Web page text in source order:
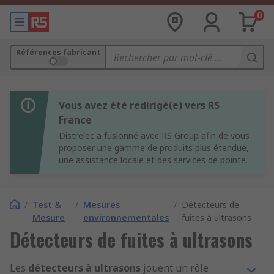
0
Références fabricant
Vous avez été redirigé(e) vers RS
France
Distrelec a fusionné avec RS Group afin de vous
proposer une gamme de produits plus étendue,
une assistance locale et des services de pointe.
/ Test &
Mesure
/ Mesures
environnementales
/ Détecteurs de
fuites à ultrasons
Détecteurs de fuites à ultrasons
Les détecteurs à ultrasons jouent un rôle